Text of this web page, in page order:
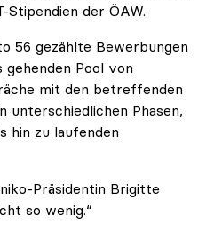
Stipendien der ÖAW.
56 gezählte Bewerbungen
gehenden Pool von
mit den betreffenden
unterschiedlichen Phasen,
hin zu laufenden
Präsidentin Brigitte
so wenig.“